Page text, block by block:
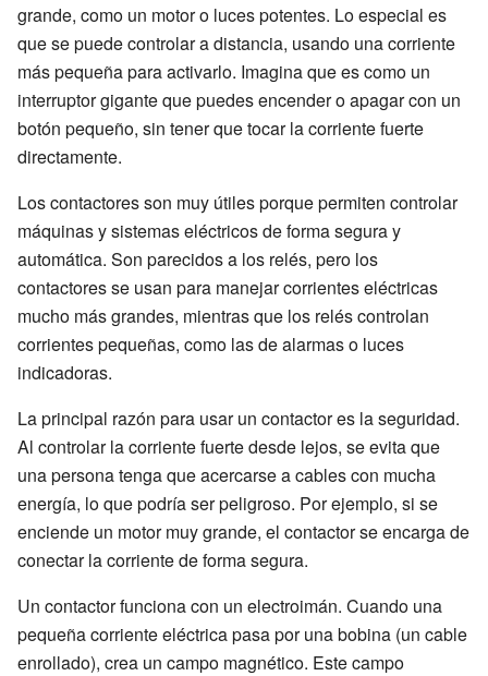
grande, como un motor o luces potentes. Lo especial es
que se puede controlar a distancia, usando una corriente
más pequeña para activarlo. Imagina que es como un
interruptor gigante que puedes encender o apagar con un
botón pequeño, sin tener que tocar la corriente fuerte
directamente.
Los contactores son muy útiles porque permiten controlar
máquinas y sistemas eléctricos de forma segura y
automática. Son parecidos a los relés, pero los
contactores se usan para manejar corrientes eléctricas
mucho más grandes, mientras que los relés controlan
corrientes pequeñas, como las de alarmas o luces
indicadoras.
La principal razón para usar un contactor es la seguridad.
Al controlar la corriente fuerte desde lejos, se evita que
una persona tenga que acercarse a cables con mucha
energía, lo que podría ser peligroso. Por ejemplo, si se
enciende un motor muy grande, el contactor se encarga de
conectar la corriente de forma segura.
Un contactor funciona con un electroimán. Cuando una
pequeña corriente eléctrica pasa por una bobina (un cable
enrollado), crea un campo magnético. Este campo